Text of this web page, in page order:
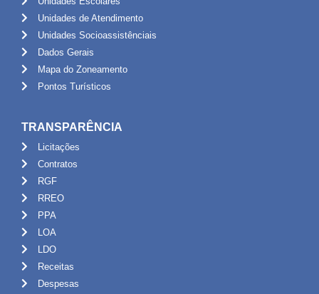
Unidades de Atendimento
Unidades Socioassistênciais
Dados Gerais
Mapa do Zoneamento
Pontos Turísticos
TRANSPARÊNCIA
Licitações
Contratos
RGF
RREO
PPA
LOA
LDO
Receitas
Despesas